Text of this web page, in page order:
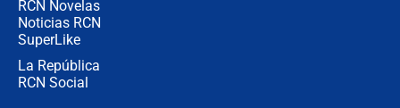
RCN Novelas
Noticias RCN
SuperLike
La República
RCN Social